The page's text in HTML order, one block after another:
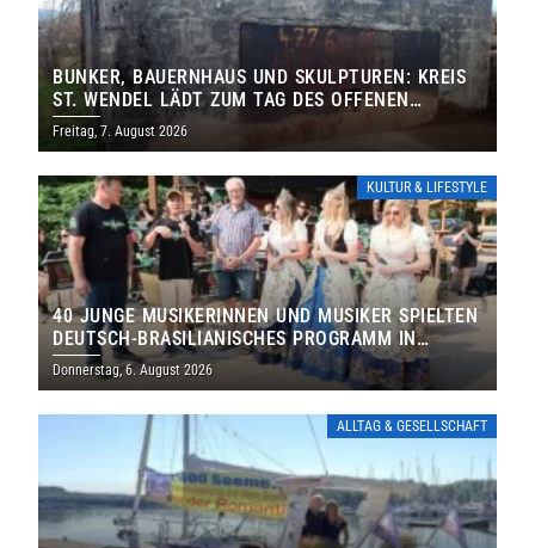
BUNKER, BAUERNHAUS UND SKULPTUREN: KREIS
ST. WENDEL LÄDT ZUM TAG DES OFFENEN
DENKMALS EIN
Freitag, 7. August 2026
KULTUR & LIFESTYLE
40 JUNGE MUSIKERINNEN UND MUSIKER SPIELTEN
DEUTSCH-BRASILIANISCHES PROGRAMM IN
THOLEY
Donnerstag, 6. August 2026
ALLTAG & GESELLSCHAFT